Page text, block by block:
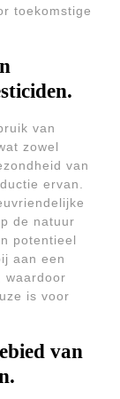
toekomstige
van
zowel
van
ervan.
de natuur
potentieel
aan een
waardoor
is voor
van